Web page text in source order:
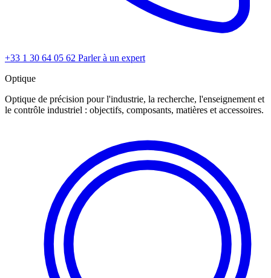
+33 1 30 64 05 62 Parler à un expert
Optique
Optique de précision pour l'industrie, la recherche, l'enseignement et
le contrôle industriel : objectifs, composants, matières et accessoires.